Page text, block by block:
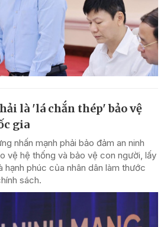
là 'lá chắn thép' bảo vệ
gia
nhấn mạnh phải bảo đảm an ninh
vệ hệ thống và bảo vệ con người, lấy
hạnh phúc của nhân dân làm thước
sách.